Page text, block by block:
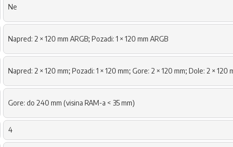
Ne
Napred: 2 × 120 mm ARGB; Pozadi: 1 × 120 mm ARGB
Napred: 2 × 120 mm; Pozadi: 1 × 120 mm; Gore: 2 × 120 mm; Dole: 2 × 120
Gore: do 240 mm (visina RAM-a < 35 mm)
4